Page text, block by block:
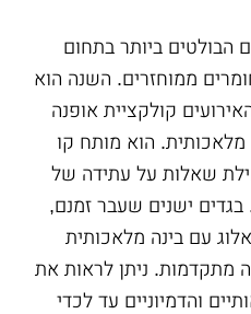
הבולטים ביותר בתחום
ממוחזרים. השנה הוא
קולקציית אופנה
הוא מותח קו
שאלות על עתידה של
בגדים ישנים שעבר זמנם,
עם בינה מלאכותית
מתקדמות. ניתן לראות את
והדמיוניים עד לכדי